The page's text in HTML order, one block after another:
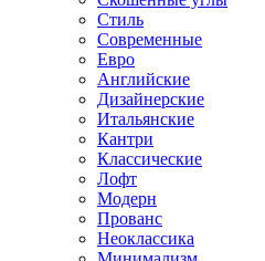
Стиль
Современные
Евро
Английские
Дизайнерские
Итальянские
Кантри
Классические
Лофт
Модерн
Прованс
Неоклассика